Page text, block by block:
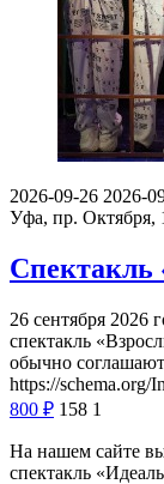
2026-09-26 2026-
Уфа, пр. Октября,
Спектакль
26 сентября 2026
спектакль
обычно
https://schema.org/
800 ₽ 158 1
На нашем сайте
спектакль